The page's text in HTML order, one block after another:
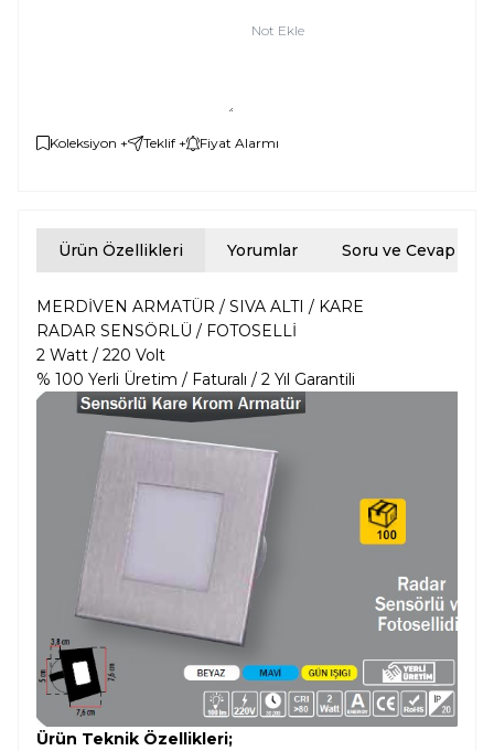
Not Ekle
Koleksiyon + Teklif + Fiyat Alarmı
Ürün Özellikleri Yorumlar Soru ve Cevap
MERDİVEN ARMATÜR / SIVA ALTI / KARE
RADAR SENSÖRLÜ / FOTOSELLİ
2 Watt / 220 Volt
% 100 Yerli Üretim / Faturalı / 2 Yıl Garantili
Ürün Teknik Özellikleri;